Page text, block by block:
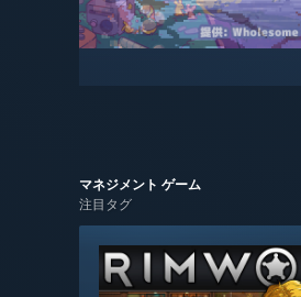
マネジメント ゲーム
注目タグ